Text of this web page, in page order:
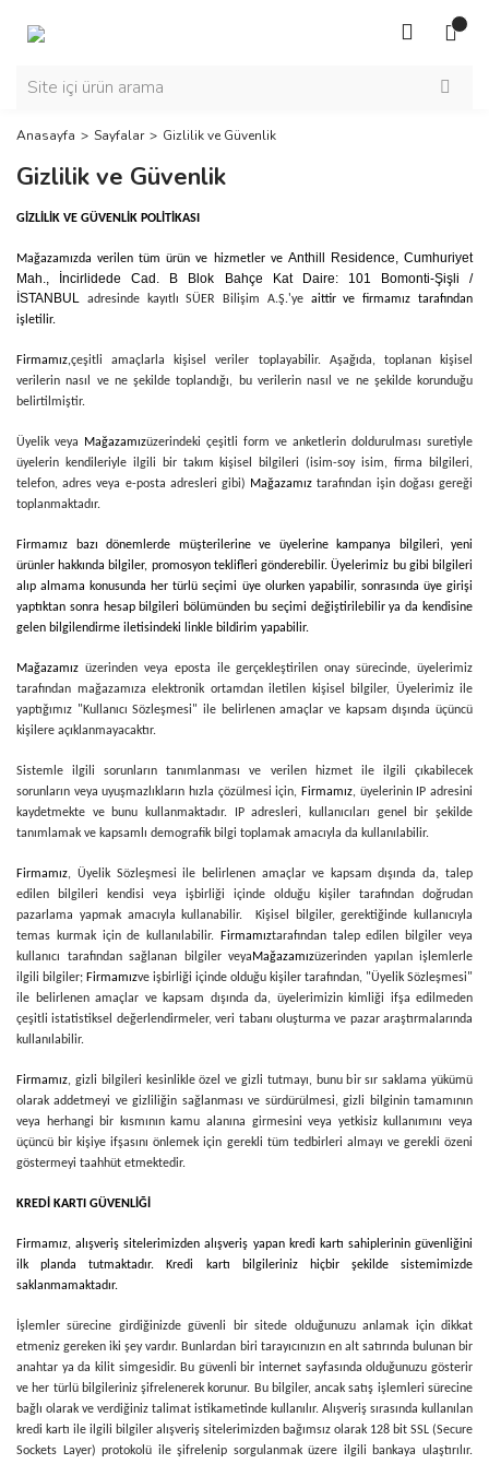
Anasayfa Sayfalar Gizlilik ve Güvenlik
Gizlilik ve Güvenlik
GİZLİLİK VE GÜVENLİK POLİTİKASI
Mağazamızda verilen tüm ürün ve hizmetler ve Anthill Residence, Cumhuriyet
Mah., İncirlidede Cad. B Blok Bahçe Kat Daire: 101 Bomonti-Şişli /
İSTANBUL adresinde kayıtlı SÜER Bilişim A.Ş.'yeaittir ve firmamız tarafından
işletilir.
Firmamız,çeşitli amaçlarla kişisel veriler toplayabilir. Aşağıda, toplanan kişisel
verilerin nasıl ve ne şekilde toplandığı, bu verilerin nasıl ve ne şekilde korunduğu
belirtilmiştir.
Üyelik veya Mağazamızüzerindeki çeşitli form ve anketlerin doldurulması suretiyle
üyelerin kendileriyle ilgili bir takım kişisel bilgileri (isim-soy isim, firma bilgileri,
telefon, adres veya e-posta adresleri gibi) Mağazamıztarafından işin doğası gereği
toplanmaktadır.
Firmamız bazı dönemlerde müşterilerine ve üyelerine kampanya bilgileri, yeni
ürünler hakkında bilgiler, promosyon teklifleri gönderebilir. Üyelerimiz bu gibi bilgileri
alıp almama konusunda her türlü seçimi üye olurken yapabilir, sonrasında üye girişi
yaptıktan sonra hesap bilgileri bölümünden bu seçimi değiştirilebilir ya da kendisine
gelen bilgilendirme iletisindeki linkle bildirim yapabilir.
Mağazamız üzerinden veya eposta ile gerçekleştirilen onay sürecinde, üyelerimiz
tarafından mağazamıza elektronik ortamdan iletilen kişisel bilgiler, Üyelerimiz ile
yaptığımız "Kullanıcı Sözleşmesi" ile belirlenen amaçlar ve kapsam dışında üçüncü
kişilere açıklanmayacaktır.
Sistemle ilgili sorunların tanımlanması ve verilen hizmet ile ilgili çıkabilecek
sorunların veya uyuşmazlıkların hızla çözülmesi için, Firmamız, üyelerinin IP adresini
kaydetmekte ve bunu kullanmaktadır. IP adresleri, kullanıcıları genel bir şekilde
tanımlamak ve kapsamlı demografik bilgi toplamak amacıyla da kullanılabilir.
Firmamız, Üyelik Sözleşmesi ile belirlenen amaçlar ve kapsam dışında da, talep
edilen bilgileri kendisi veya işbirliği içinde olduğu kişiler tarafından doğrudan
pazarlama yapmak amacıyla kullanabilir. Kişisel bilgiler, gerektiğinde kullanıcıyla
temas kurmak için de kullanılabilir. Firmamıztarafından talep edilen bilgiler veya
kullanıcı tarafından sağlanan bilgiler veya Mağazamızüzerinden yapılan işlemlerle
ilgili bilgiler; Firmamızve işbirliği içinde olduğu kişiler tarafından, "Üyelik Sözleşmesi"
ile belirlenen amaçlar ve kapsam dışında da, üyelerimizin kimliği ifşa edilmeden
çeşitli istatistiksel değerlendirmeler, veri tabanı oluşturma ve pazar araştırmalarında
kullanılabilir.
Firmamız, gizli bilgileri kesinlikle özel ve gizli tutmayı, bunu bir sır saklama yükümü
olarak addetmeyi ve gizliliğin sağlanması ve sürdürülmesi, gizli bilginin tamamının
veya herhangi bir kısmının kamu alanına girmesini veya yetkisiz kullanımını veya
üçüncü bir kişiye ifşasını önlemek için gerekli tüm tedbirleri almayı ve gerekli özeni
göstermeyi taahhüt etmektedir.
KREDİ KARTI GÜVENLİĞİ
Firmamız, alışveriş sitelerimizden alışveriş yapan kredi kartı sahiplerinin güvenliğini
ilk planda tutmaktadır. Kredi kartı bilgileriniz hiçbir şekilde sistemimizde
saklanmamaktadır.
İşlemler sürecine girdiğinizde güvenli bir sitede olduğunuzu anlamak için dikkat
etmeniz gereken iki şey vardır. Bunlardan biri tarayıcınızın en alt satırında bulunan bir
anahtar ya da kilit simgesidir. Bu güvenli bir internet sayfasında olduğunuzu gösterir
ve her türlü bilgileriniz şifrelenerek korunur. Bu bilgiler, ancak satış işlemleri sürecine
bağlı olarak ve verdiğiniz talimat istikametinde kullanılır. Alışveriş sırasında kullanılan
kredi kartı ile ilgili bilgiler alışveriş sitelerimizden bağımsız olarak 128 bit SSL (Secure
Sockets Layer) protokolü ile şifrelenip sorgulanmak üzere ilgili bankaya ulaştırılır.